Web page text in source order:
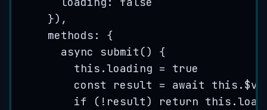
}),
methods : {
async
submit ()
{
this .loading =
true
const
result = await this .
if ( ! result) return this .